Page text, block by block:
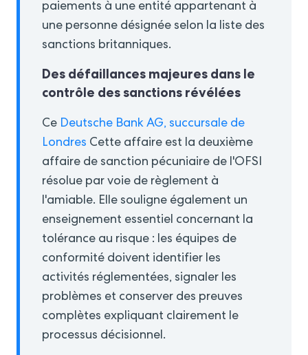
paiements à une entité appartenant à
une personne désignée selon la liste des
sanctions britanniques.
Des défaillances majeures dans le
contrôle des sanctions révélées
Ce Deutsche Bank AG, succursale de
Londres Cette affaire est la deuxième
affaire de sanction pécuniaire de l'OFSI
résolue par voie de règlement à
l'amiable. Elle souligne également un
enseignement essentiel concernant la
tolérance au risque : les équipes de
conformité doivent identifier les
activités réglementées, signaler les
problèmes et conserver des preuves
complètes expliquant clairement le
processus décisionnel.